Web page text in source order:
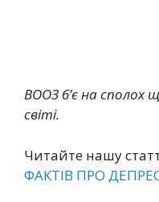
ВООЗ б’є на сполох
світі.
Читайте нашу
ФАКТІВ ПРО